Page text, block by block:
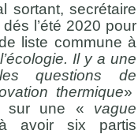
sortant, secrétaire
l’été 2020 pour
liste commune à
Il y a une
questions de
thermique»
sur une « vague
avoir six partis